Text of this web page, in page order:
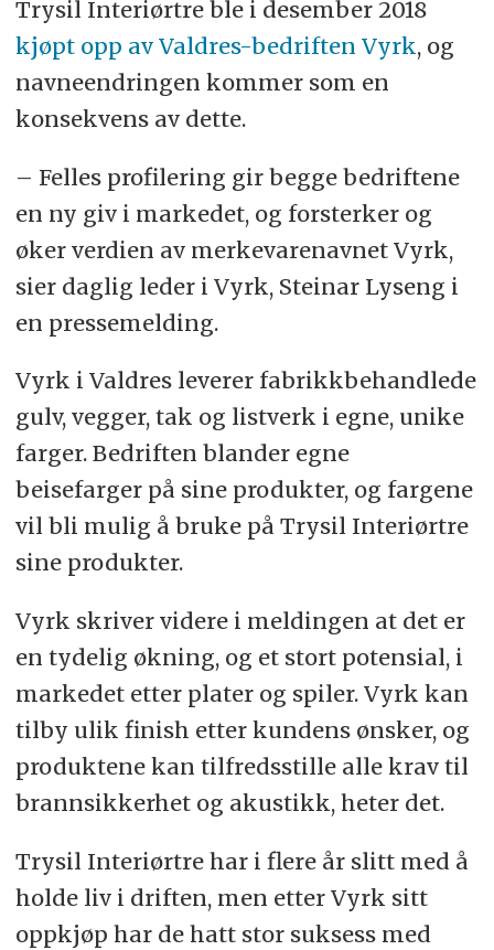
Trysil Interiørtre ble i desember 2018
kjøpt opp av Valdres-bedriften Vyrk, og
navneendringen kommer som en
konsekvens av dette.
– Felles profilering gir begge bedriftene
en ny giv i markedet, og forsterker og
øker verdien av merkevarenavnet Vyrk,
sier daglig leder i Vyrk, Steinar Lyseng i
en pressemelding.
Vyrk i Valdres leverer fabrikkbehandlede
gulv, vegger, tak og listverk i egne, unike
farger. Bedriften blander egne
beisefarger på sine produkter, og fargene
vil bli mulig å bruke på Trysil Interiørtre
sine produkter.
Vyrk skriver videre i meldingen at det er
en tydelig økning, og et stort potensial, i
markedet etter plater og spiler. Vyrk kan
tilby ulik finish etter kundens ønsker, og
produktene kan tilfredsstille alle krav til
brannsikkerhet og akustikk, heter det.
Trysil Interiørtre har i flere år slitt med å
holde liv i driften, men etter Vyrk sitt
oppkjøp har de hatt stor suksess med